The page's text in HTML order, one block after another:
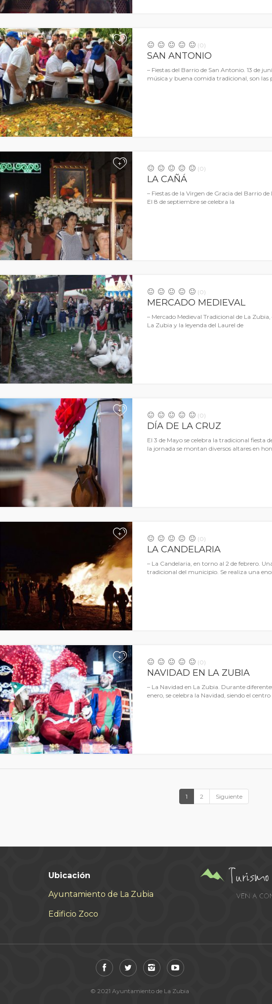
+
(0)
SAN ANTONIO
– Fiestas del Barrio de San Antonio. 13 de
música y buena comida tradicional, son las
+
(0)
LA CAÑÁ
– Fiestas de la Virgen de Gracia del Barrio de
El 8 de septiembre se celebra la
+
(0)
MERCADO MEDIEVAL
– Mercado Medieval Tradicional de La
La Zubia y la leyenda del Laurel de
+
(0)
DÍA DE LA CRUZ
El 3 de Mayo se celebra la tradicional fiesta
la jornada se montan diversos altares en
+
(0)
LA CANDELARIA
– La Candelaria, en torno al 2 de febrero.
tradicional del municipio. Se realiza una
+
(0)
NAVIDAD EN LA ZUBIA
– La Navidad en La Zubia. Durante
enero, se celebra la Navidad, siendo el centro
1 2 Siguiente
Ubicación
Ayuntamiento de La Zubia
Edificio Zoco
© 2021 Ayuntamiento de La Zubia